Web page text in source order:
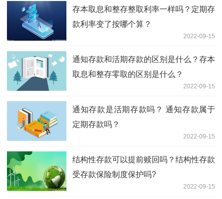
存本取息和整存整取利率一样吗？定期存
款利率变了按哪个算？
2022-09-15
通知存款和活期存款的区别是什么？存本
取息和整存零取的区别是什么？
2022-09-15
通知存款是活期存款吗？ 通知存款属于
定期存款吗？
2022-09-15
结构性存款可以提前赎回吗？结构性存款
受存款保险制度保护吗?
2022-09-15